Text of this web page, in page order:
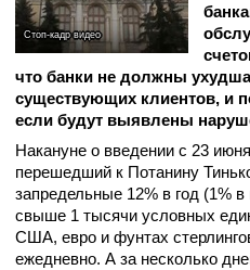
Стоп-кадр видео
что банки не должны
существующих клиентов, и
если будут выявлены
Накануне о введении с 23
перешедший к Потанину
запредельные 12% в год (1%
свыше 1 тысячи условных
США, евро и фунтах
ежедневно. А за несколько